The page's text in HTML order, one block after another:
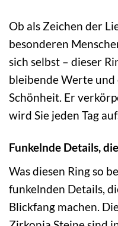
Ob als Zeichen der
besonderen
sich selbst – dieser
bleibende Werte und
Schönheit. Er
wird Sie jeden Tag
Funkelnde Details,
Was diesen Ring so
funkelnden Details,
Blickfang machen.